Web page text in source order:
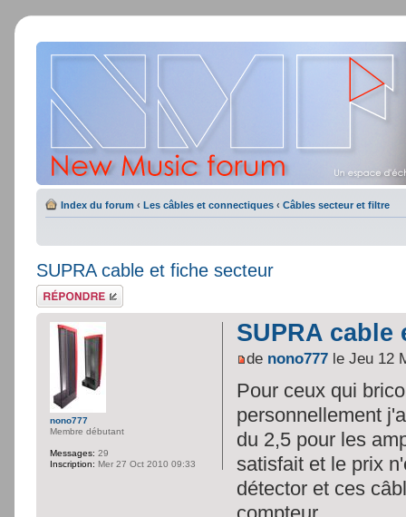
Index du forum ‹ Les câbles et connectiques ‹ Câbles secteur et filtre
SUPRA cable et fiche secteur
Répondre
SUPRA
de nono777 le Jeu 12
Pour ceux qui
personnellement
du 2,5 pour les
satisfait et le prix
détector et ces
nono777
Membre débutant
Messages: 29
Inscription: Mer 27 Oct 2010 09:33